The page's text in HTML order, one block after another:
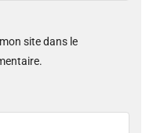
site dans le